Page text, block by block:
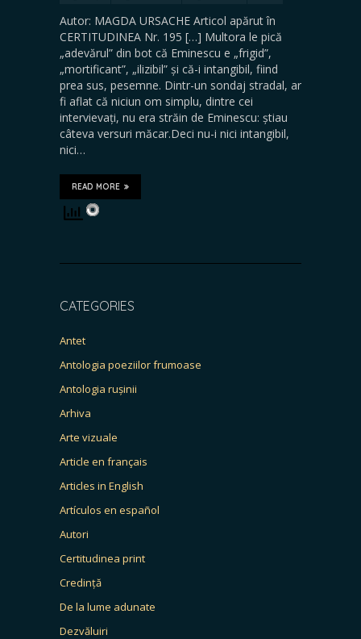
Autor: MAGDA URSACHE Articol apărut în
CERTITUDINEA Nr. 195 […] Multora le pică
„adevărul” din bot că Eminescu e „frigid”,
„mortificant”, „ilizibil” și că-i intangibil, fiind
prea sus, pesemne. Dintr-un sondaj stradal, ar
fi aflat că niciun om simplu, dintre cei
intervievați, nu era străin de Eminescu: știau
câteva versuri măcar.Deci nu-i nici intangibil,
nici…
READ MORE
CATEGORIES
Antet
Antologia poeziilor frumoase
Antologia rușinii
Arhiva
Arte vizuale
Article en français
Articles in English
Artículos en español
Autori
Certitudinea print
Credință
De la lume adunate
Dezvăluiri